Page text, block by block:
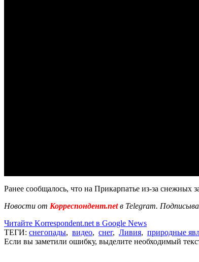
Ранее сообщалось, что на Прикарпатье из-за снежных
Новости от Корреспондент.netв Telegram.
Читайте Korrespondent.net в Google News
ТЕГИ: снегопады, видео, снег, Ливия, природные
Если вы заметили ошибку, выделите необходимый